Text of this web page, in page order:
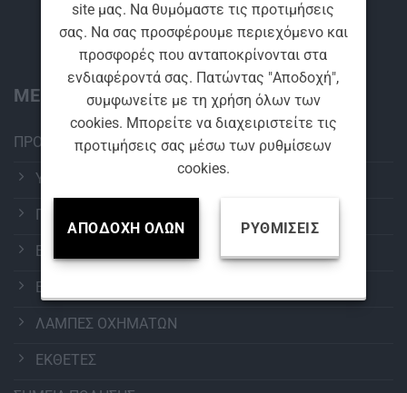
site μας. Να θυμόμαστε τις προτιμήσεις
σας. Να σας προσφέρουμε περιεχόμενο και
προσφορές που ανταποκρίνονται στα
ενδιαφέροντά σας. Πατώντας "Αποδοχή",
συμφωνείτε με τη χρήση όλων των
cookies. Μπορείτε να διαχειριστείτε τις
προτιμήσεις σας μέσω των ρυθμίσεων
cookies.
ΑΠΟΔΟΧΉ ΌΛΩΝ ΡΥΘΜΊΣΕΙΣ
Βρείτε μας
ΜΕΝΟΥ:
ΠΡΟΪΟΝΤΑ
ΥΑΛΟΚΑΘΑΡΙΣΤΗΡΕΣ
ΠΕΡΙΠΟΙΗΣΗ ΑΥΤΟΚΙΝΗΤΟΥ
ΕΞΟΠΛΙΣΜΟΣ ΠΛΥΝΤΗΡΙΩΝ
ΕΠΑΓΓΕΛΜΑΤΙΚΑ ΧΗΜΙΚΑ
ΛΑΜΠΕΣ ΟΧΗΜΑΤΩΝ
ΕΚΘΕΤΕΣ